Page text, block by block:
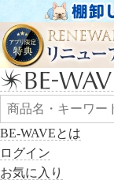
BE-WAVEとは
ログイン
お気に入り